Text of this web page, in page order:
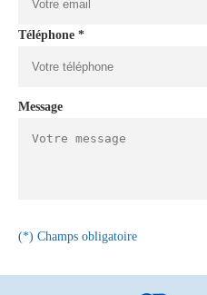
Téléphone *
Message
(*) Champs obligatoire